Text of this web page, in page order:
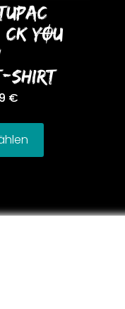
YOU
SHIRT
€